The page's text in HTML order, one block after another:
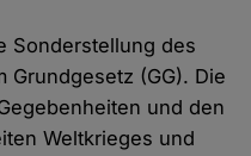
Sonderstellung des
Grundgesetz (GG). Die
und den
Weltkrieges und